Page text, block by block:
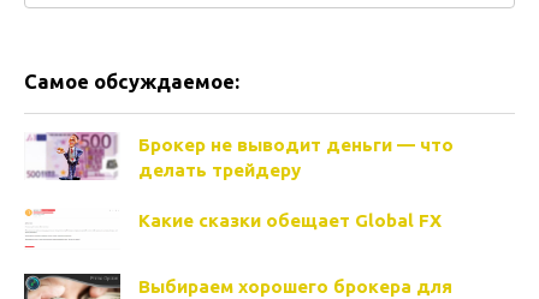
Самое обсуждаемое:
Брокер не выводит деньги — что
делать трейдеру
Какие сказки обещает Global FX
Выбираем хорошего брокера для